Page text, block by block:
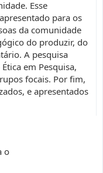
Esse
para os
da comunidade
do produzir, do
A pesquisa
em Pesquisa,
focais. Por fim,
e apresentados
o